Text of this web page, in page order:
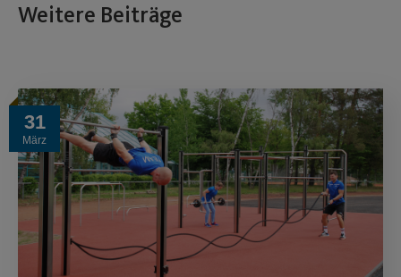
Weitere Beiträge
31
März